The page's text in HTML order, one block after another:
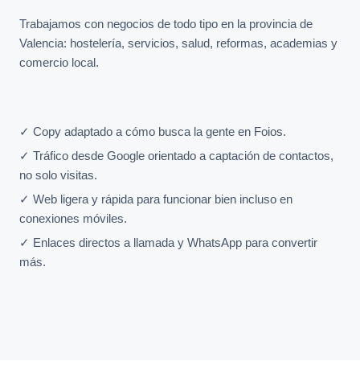
Trabajamos con negocios de todo tipo en la provincia de
Valencia: hostelería, servicios, salud, reformas, academias y
comercio local.
✓ Copy adaptado a cómo busca la gente en Foios.
✓ Tráfico desde Google orientado a captación de contactos,
no solo visitas.
✓ Web ligera y rápida para funcionar bien incluso en
conexiones móviles.
✓ Enlaces directos a llamada y WhatsApp para convertir
más.